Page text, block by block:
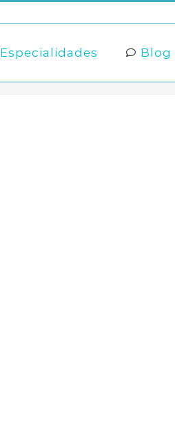
Especialidades Blog